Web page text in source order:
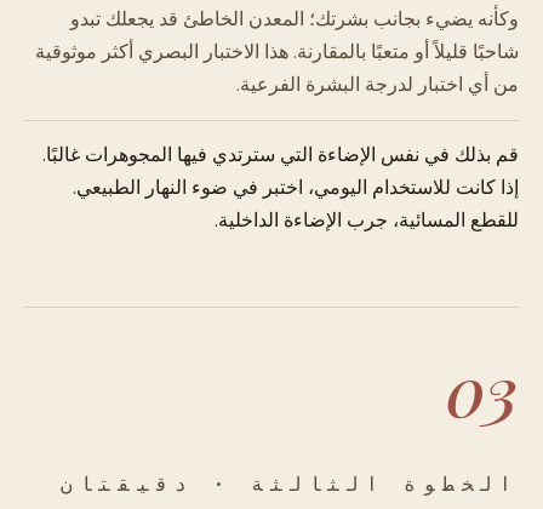
وكأنه يضيء بجانب بشرتك؛ المعدن الخاطئ قد يجعلك تبدو
شاحبًا قليلاً أو متعبًا بالمقارنة. هذا الاختبار البصري أكثر موثوقية
من أي اختبار لدرجة البشرة الفرعية.
قم بذلك في نفس الإضاءة التي سترتدي فيها المجوهرات غالبًا.
إذا كانت للاستخدام اليومي، اختبر في ضوء النهار الطبيعي.
للقطع المسائية، جرب الإضاءة الداخلية.
03
الخطوة الثالثة · دقيقتان